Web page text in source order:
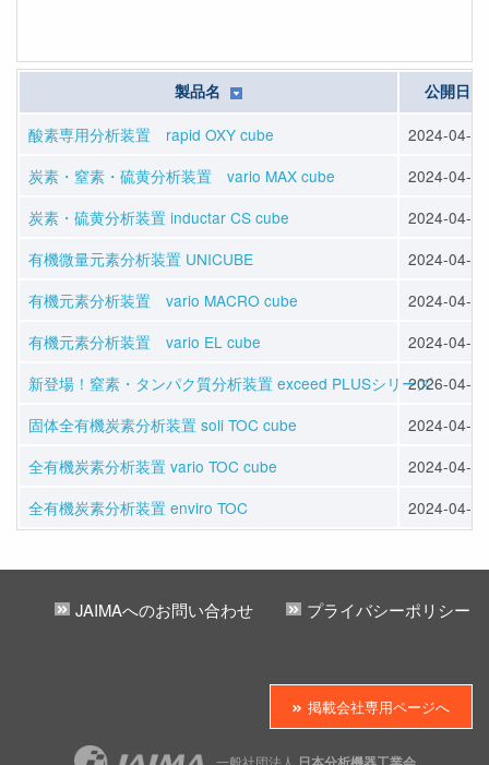
製品名 公開日
酸素専用分析装置 rapid OXY cube
2024-04-12
炭素・窒素・硫黄分析装置 vario MAX cube
2024-04-12
炭素・硫黄分析装置 inductar CS cube
2024-04-12
有機微量元素分析装置 UNICUBE
2024-04-12
有機元素分析装置 vario MACRO cube
2024-04-12
有機元素分析装置 vario EL cube
2024-04-12
新登場！窒素・タンパク質分析装置 exceed PLUSシリーズ2026-04-13
固体全有機炭素分析装置 soli TOC cube
2024-04-12
全有機炭素分析装置 vario TOC cube
2024-04-12
全有機炭素分析装置 enviro TOC
2024-04-12
JAIMAへのお問い合わせ プライバシーポリシー
掲載会社専用ページへ
一般社団法人